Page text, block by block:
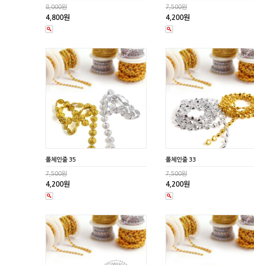
8,000원
4,800원
7,500원
4,200원
롤체인줄 35
7,500원
4,200원
롤체인줄 33
7,500원
4,200원